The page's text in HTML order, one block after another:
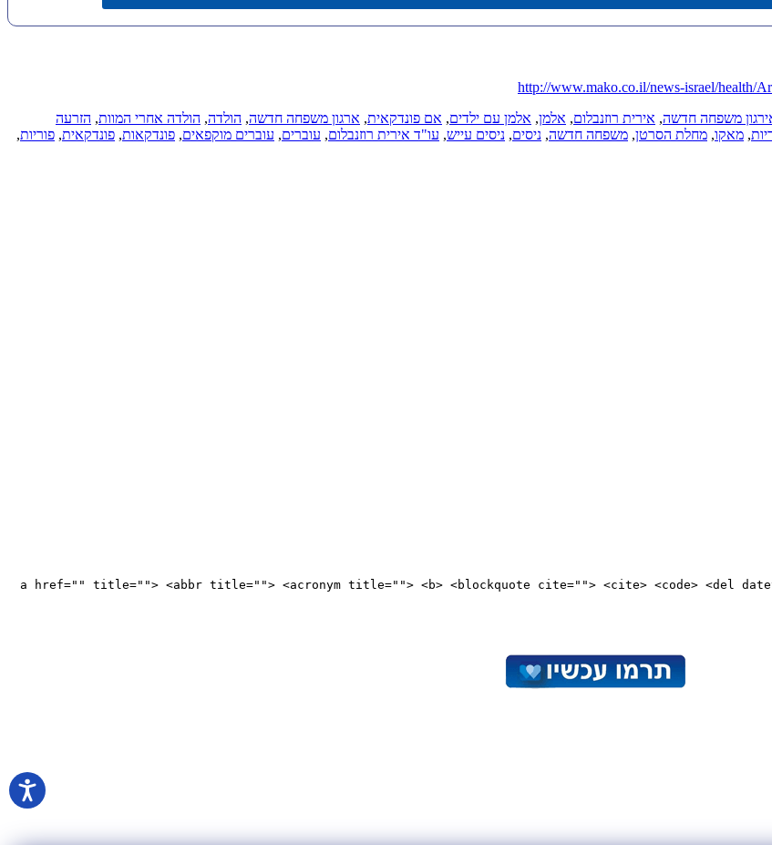
http://www.mako.co.il/news-israel/health/
משפחה חדשה, אירית רוזנבלום, אלמן, אלמן עם ילדים, אם פונדקאית, ארגון משפחה חדשה, הולדה, הולדה אחרי המוות, הזרעה
, מאקו, מחלת הסרטן, משפחה חדשה, ניסים, ניסים עייש, עו"ד אירית רוזנבלום, עוברים, עוברים מוקפאים, פונדקאות, פונדקאית, פוריות,
<a href="" title=""> <abbr title=""> <acronym title=""> <b> <blockquote cite=""> <cite> <code> <del